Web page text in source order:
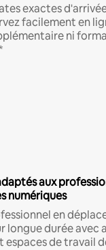
exactes
facilement en
ni
aux
numériques
en
longue durée avec
de travail